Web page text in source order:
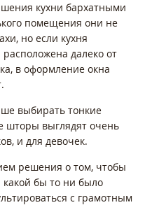
кухни бархатными
помещения они не
но если кухня
далеко от
в оформление окна
выбирать тонкие
шторы выглядят очень
и для девочек.
решения о том, чтобы
бы то ни было
с грамотным